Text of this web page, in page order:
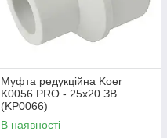
Муфта редукційна Koer
K0056.PRO - 25x20 ЗВ
(KP0066)
В наявності